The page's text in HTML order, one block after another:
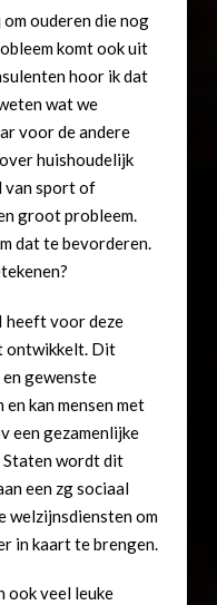
ouderen die nog
komt ook uit
hoor ik dat
wat we
voor de andere
huishoudelijk
van sport of
groot probleem.
dat te bevorderen.
heeft voor deze
ontwikkelt. Dit
gewenste
kan mensen met
een gezamenlijke
Staten wordt dit
een zg sociaal
welzijnsdiensten om
in kaart te brengen.
ook veel leuke